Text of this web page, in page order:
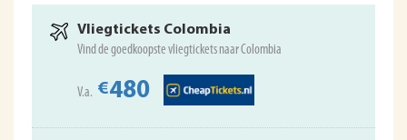
Vliegtickets Colombia
Vind de goedkoopste vliegtickets naar Colombia
V.a. €480